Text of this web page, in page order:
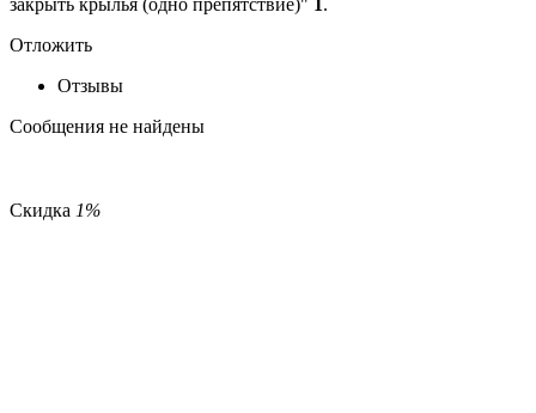
Отложить
Отзывы
Сообщения не найдены
Скидка 1%